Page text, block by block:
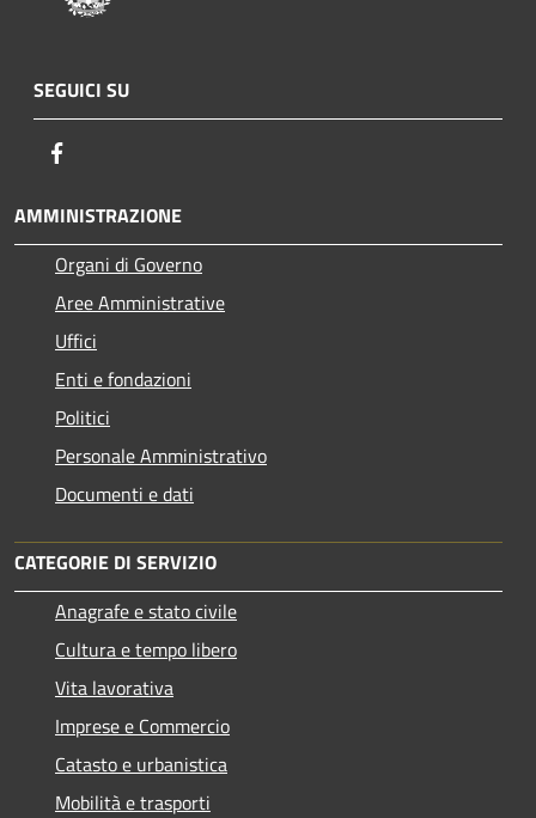
SEGUICI SU
AMMINISTRAZIONE
Organi di Governo
Aree Amministrative
Uffici
Enti e fondazioni
Politici
Personale Amministrativo
Documenti e dati
CATEGORIE DI SERVIZIO
Anagrafe e stato civile
Cultura e tempo libero
Vita lavorativa
Imprese e Commercio
Catasto e urbanistica
Mobilità e trasporti